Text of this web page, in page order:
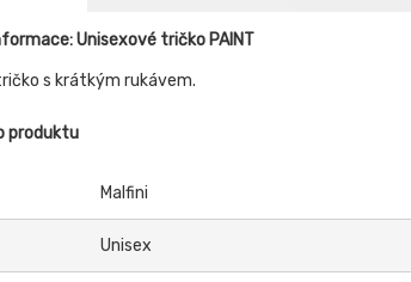
Unisexové tričko PAINT
s krátkým rukávem.
produktu
Malfini
Unisex